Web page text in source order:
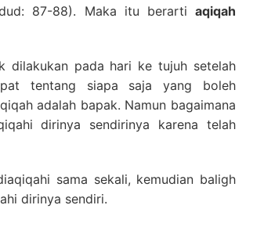
87-88). Maka itu berarti aqiqah
dilakukan pada hari ke tujuh setelah
tentang siapa saja yang boleh
adalah bapak. Namun bagaimana
dirinya sendirinya karena telah
sama sekali, kemudian baligh
dirinya sendiri.